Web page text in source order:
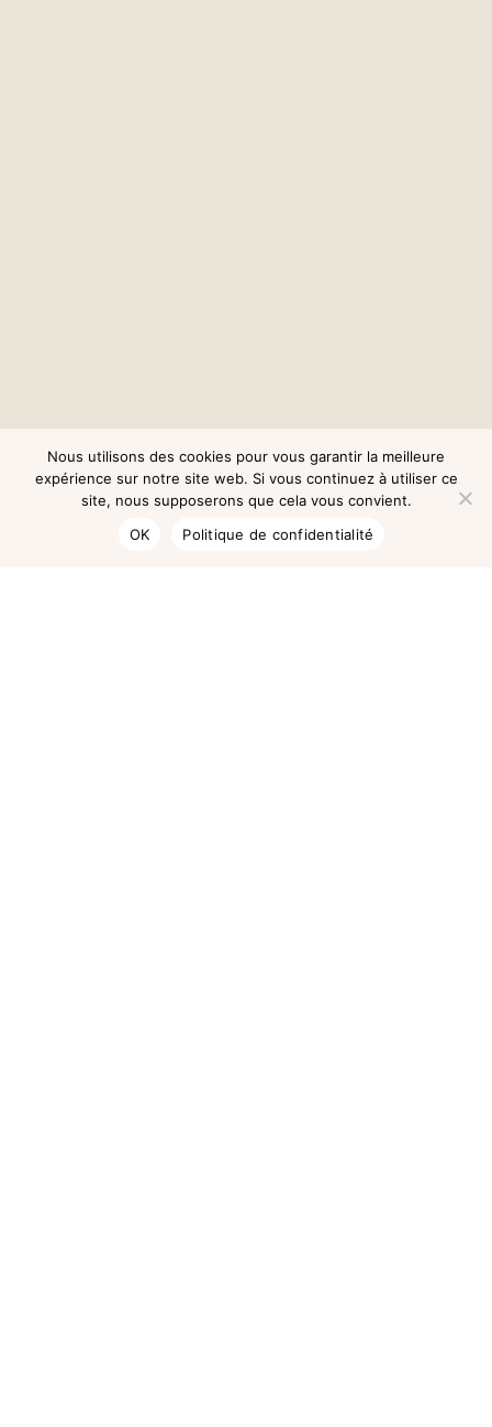
Nous utilisons des cookies pour vous garantir la meilleure
expérience sur notre site web. Si vous continuez à utiliser ce
site, nous supposerons que cela vous convient.
OK
Politique de confidentialité